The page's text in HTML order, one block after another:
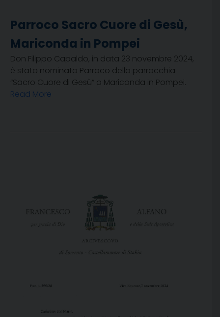
Parroco Sacro Cuore di Gesù,
Mariconda in Pompei
Don Filippo Capaldo, in data 23 novembre 2024,
è stato nominato Parroco della parrocchia
“Sacro Cuore di Gesù” a Mariconda in Pompei.
Read More